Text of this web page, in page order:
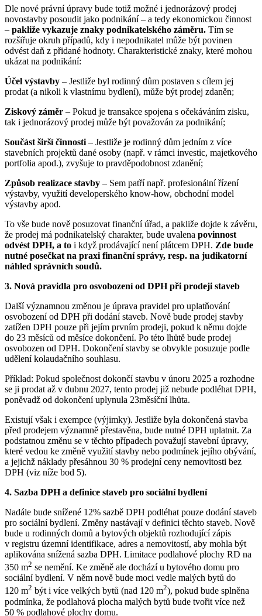
Dle nové právní úpravy bude totiž možné i jednorázový prodej
novostavby posoudit jako podnikání – a tedy ekonomickou činnost
– pakliže vykazuje znaky podnikatelského záměru. Tím se
rozšiřuje okruh případů, kdy i nepodnikatel může být povinen
odvést daň z přidané hodnoty. Charakteristické znaky, které mohou
ukázat na podnikání:
Účel výstavby – Jestliže byl rodinný dům postaven s cílem jej
prodat (a nikoli k vlastnímu bydlení), může být prodej zdaněn;
Ziskový záměr – Pokud je transakce spojena s očekáváním zisku,
tak i jednorázový prodej může být považován za podnikání;
Součást širší činnosti – Jestliže je rodinný dům jedním z více
stavebních projektů dané osoby (např. v rámci investic, majetkového
portfolia apod.), zvyšuje to pravděpodobnost zdanění;
Způsob realizace stavby – Sem patří např. profesionální řízení
výstavby, využití developerského know-how, obchodní model
výstavby apod.
To vše bude nově posuzovat finanční úřad, a pakliže dojde k závěru,
že prodej má podnikatelský charakter, bude uvalena povinnost
odvést DPH, a to i když prodávající není plátcem DPH. Zde bude
nutné posečkat na praxi finanční správy, resp. na judikatorní
náhled správních soudů.
3. Nová pravidla pro osvobození od DPH při prodeji staveb
Další významnou změnou je úprava pravidel pro uplatňování
osvobození od DPH při dodání staveb. Nově bude prodej stavby
zatížen DPH pouze při jejím prvním prodeji, pokud k němu dojde
do 23 měsíců od měsíce dokončení. Po této lhůtě bude prodej
osvobozen od DPH. Dokončení stavby se obvykle posuzuje podle
udělení kolaudačního souhlasu.
Příklad: Pokud společnost dokončí stavbu v únoru 2025 a rozhodne
se ji prodat až v dubnu 2027, tento prodej již nebude podléhat DPH,
poněvadž od dokončení uplynula 23měsíční lhůta.
Existují však i exempce (výjimky). Jestliže byla dokončená stavba
před prodejem významně přestavěna, bude nutné DPH uplatnit. Za
podstatnou změnu se v těchto případech považují stavební úpravy,
které vedou ke změně využití stavby nebo podmínek jejího obývání,
a jejichž náklady přesáhnou 30 % prodejní ceny nemovitosti bez
DPH (viz níže bod 5).
4. Sazba DPH a definice staveb pro sociální bydlení
Nadále bude snížené 12% sazbě DPH podléhat pouze dodání staveb
pro sociální bydlení. Změny nastávají v definici těchto staveb. Nově
bude u rodinných domů a bytových objektů rozhodující zápis
v registru územní identifikace, adres a nemovitostí, aby mohla být
aplikována snížená sazba DPH. Limitace podlahové plochy RD na
350 m2 se nemění. Ke změně ale dochází u bytového domu pro
sociální bydlení. V něm nově bude moci vedle malých bytů do
120 m2 být i více velkých bytů (nad 120 m2), pokud bude splněna
podmínka, že podlahová plocha malých bytů bude tvořit více než
50 % podlahové plochy domu.